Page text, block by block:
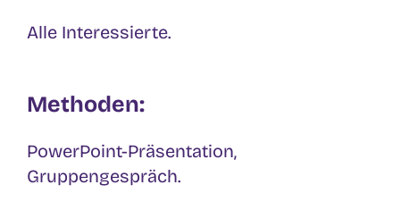
Alle Interessierte.
Methoden:
PowerPoint-Präsentation,
Gruppengespräch.